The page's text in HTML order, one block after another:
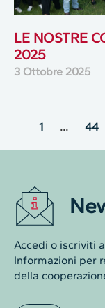
LE NOSTRE
2025
3 Ottobre 2025
1 … 44
Accedi o iscriviti
Informazioni per
della